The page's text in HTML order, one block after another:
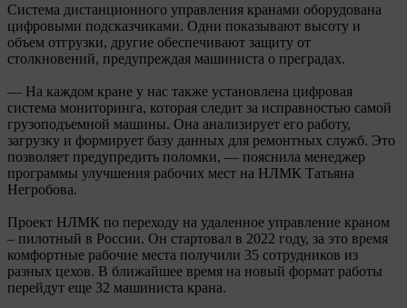
Система дистанционного управления кранами оборудована
цифровыми подсказчиками. Одни показывают высоту и
объем отгрузки, другие обеспечивают защиту от
столкновений, предупреждая машиниста о преградах.
— На каждом кране у нас также установлена цифровая
система мониторинга, которая следит за исправностью самой
грузоподъемной машины. Она анализирует его работу,
загрузку и формирует базу данных для ремонтных служб. Это
позволяет предупредить поломки, — пояснила менеджер
программы улучшения рабочих мест на НЛМК Татьяна
Негробова.
Проект НЛМК по переходу на удаленное управление краном
– пилотный в России. Он стартовал в 2022 году, за это время
комфортные рабочие места получили 35 сотрудников из
разных цехов. В ближайшее время на новый формат работы
перейдут еще 32 машиниста крана.